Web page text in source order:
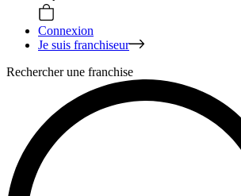
Connexion
Je suis franchiseur
Rechercher une franchise